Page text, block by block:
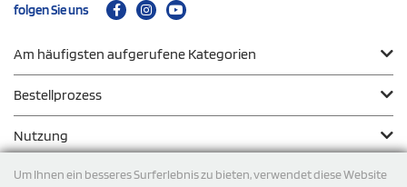
Um Ihnen ein besseres Surferlebnis zu bieten, verwendet diese Website
folgen Sie uns
Am häufigsten aufgerufene Kategorien
Bestellprozess
Nutzung